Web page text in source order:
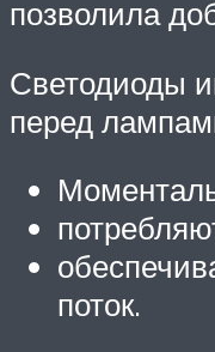
позволила
Светодиоды
перед
поток.